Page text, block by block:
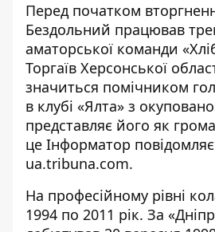
Перед початком
Бездольний працював
аматорської команди
Торгаїв Херсонської
значиться помічником
в клубі «Ялта» з
представляє його як
це Інформатор
ua.tribuna.com.
На професійному рівні
1994 по 2011 рік. За